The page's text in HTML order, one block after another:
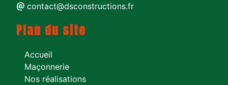
contact@dsconstructions.fr
Plan du site
Accueil
Maçonnerie
Nos réalisations